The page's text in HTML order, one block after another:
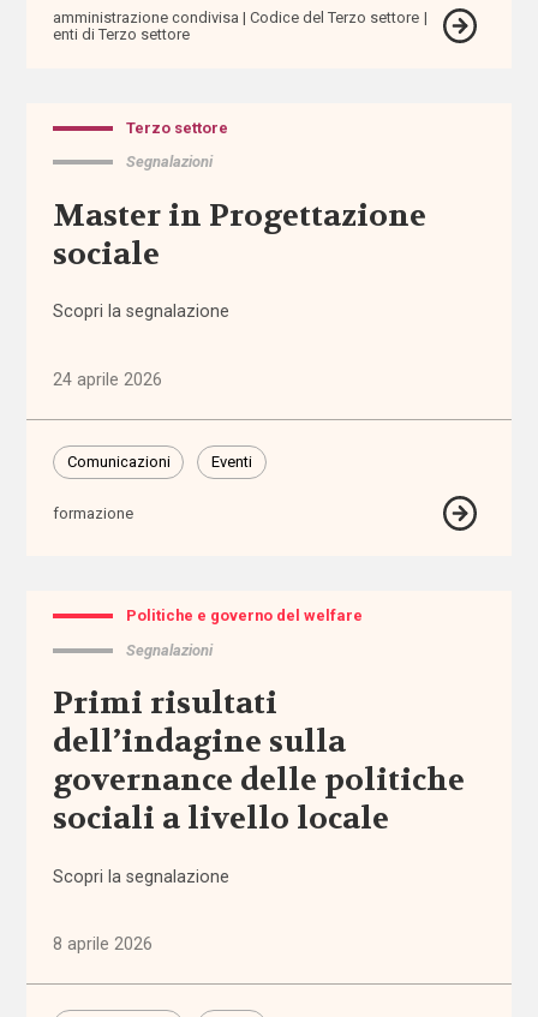
Normativa
regionale
Rassegna
normativa
Spazio ai
promotori
scolastico
accertamento
certificazione
accesso
servizi
accoglienza
amministrazione condivisa
Codice del Terzo settore
enti di Terzo settore
Terzo settore
Segnalazioni
Master in Progettazione
sociale
Scopri la segnalazione
24 aprile 2026
Comunicazioni Eventi
formazione
Politiche e governo del welfare
Segnalazioni
Primi risultati
dell’indagine sulla
governance delle politiche
sociali a livello locale
Scopri la segnalazione
8 aprile 2026